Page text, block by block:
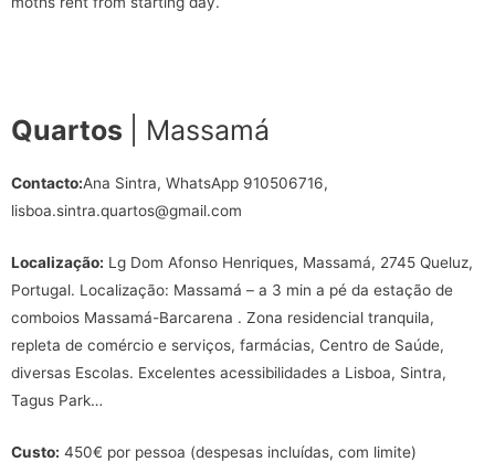
Quartos | Massamá
Contacto:Ana Sintra, WhatsApp 910506716,
lisboa.sintra.quartos@gmail.com
Localização: Lg Dom Afonso Henriques, Massamá, 2745 Queluz,
Portugal. Localização: Massamá – a 3 min a pé da estação de
comboios Massamá-Barcarena . Zona residencial tranquila,
repleta de comércio e serviços, farmácias, Centro de Saúde,
diversas Escolas. Excelentes acessibilidades a Lisboa, Sintra,
Tagus Park…
Custo: 450€ por pessoa (despesas incluídas, com limite)